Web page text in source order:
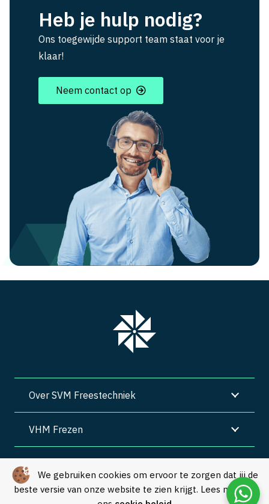
We gebruiken cookies om ervoor te zorgen dat jij de
beste versie van onze website te zien krijgt. Lees meer in
Heb je hulp nodig?
Ons toegewijde support team staat voor je
klaar!
Neem contact op
Over SVM Freestechniek
VHM Frezen
Algemene voorwaarden | Privacy